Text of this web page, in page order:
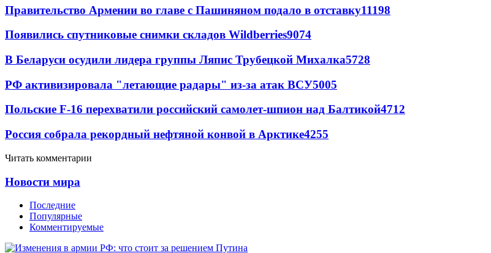
Правительство Армении во главе с Пашиняном подало в отставку11198
Появились спутниковые снимки складов Wildberries9074
В Беларуси осудили лидера группы Ляпис Трубецкой Михалка5728
РФ активизировала "летающие радары" из-за атак ВСУ5005
Польские F-16 перехватили российский самолет-шпион над Балтикой4712
Россия собрала рекордный нефтяной конвой в Арктике4255
Читать комментарии
Новости мира
Последние
Популярные
Комментируемые